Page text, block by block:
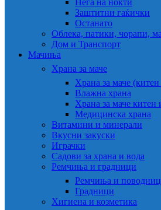
Нега на нокти
Заштитни гаќички
Останато
Облека, патики, чорапи,
Дом и Транспорт
Мачиња
Храна за маче
Храна за маче
Влажна храна
Храна за маче китен
Медицинска храна
Витамини и минерали
Вкусни закуски
Играчки
Садови за храна и вода
Ремчиња и градници
Ремчиња и
Градници
Хигиена и козметика